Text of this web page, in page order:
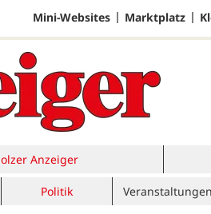
Mini-Websites Marktplatz
Anzeiger
Politik Veranstaltungen